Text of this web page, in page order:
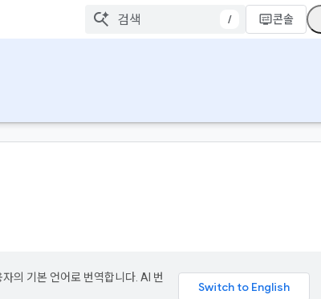
/ 콘솔
의 기본 언어로 번역합니다. AI 번